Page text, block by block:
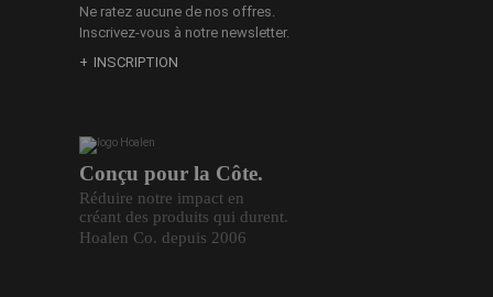
Conçu pour la Côte.
Réduire notre impact en
créant des produits qui durent.
Hoalen Co. depuis 2006
Ne ratez aucune de nos offres.
Inscrivez-vous à notre newsletter.
INSCRIPTION